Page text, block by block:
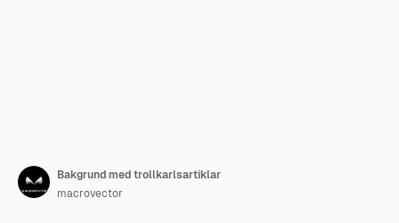
Bakgrund med trollkarlsartiklar
macrovector